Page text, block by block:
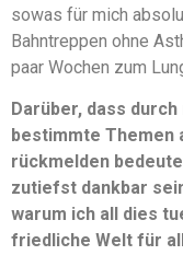
sowas für mich
Bahntreppen ohne
paar Wochen zum
Darüber, dass
bestimmte Themen
rückmelden
zutiefst dankbar
warum ich all dies
friedliche Welt für